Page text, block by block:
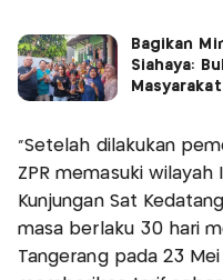
Bagikan
Siahaya:
Masyarakat
"Setelah dilakukan
ZPR memasuki wilayah
Kunjungan Sat
masa berlaku 30 hari
Tangerang pada 23